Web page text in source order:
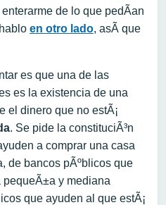
de lo que pedÃ­an
en otro lado, asÃ­ que
es que una de las
es la existencia de una
el dinero que no estÃ¡
. Se pide la constituciÃ³n
a comprar una casa
de bancos pÃºblicos que
y mediana
que ayuden al que estÃ¡